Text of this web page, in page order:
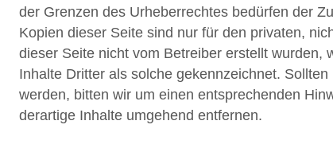
der Grenzen des Urheberrechtes bedürfen der
Kopien dieser Seite sind nur für den privaten,
dieser Seite nicht vom Betreiber erstellt wurden,
Inhalte Dritter als solche gekennzeichnet.
werden, bitten wir um einen entsprechenden
derartige Inhalte umgehend entfernen.